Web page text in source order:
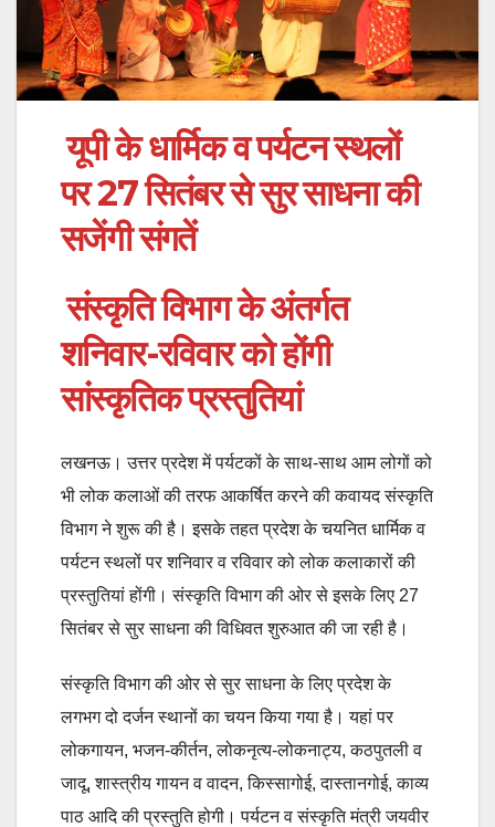
यूपी के धार्मिक व पर्यटन स्थलों
पर 27 सितंबर से सुर साधना की
सजेंगी संगतें
संस्कृति विभाग के अंतर्गत
शनिवार-रविवार को होंगी
सांस्कृतिक प्रस्तुतियां
लखनऊ। उत्तर प्रदेश में पर्यटकों के साथ-साथ आम लोगों को
भी लोक कलाओं की तरफ आकर्षित करने की कवायद संस्कृति
विभाग ने शुरू की है। इसके तहत प्रदेश के चयनित धार्मिक व
पर्यटन स्थलों पर शनिवार व रविवार को लोक कलाकारों की
प्रस्तुतियां होंगी। संस्कृति विभाग की ओर से इसके लिए 27
सितंबर से सुर साधना की विधिवत शुरुआत की जा रही है।
संस्कृति विभाग की ओर से सुर साधना के लिए प्रदेश के
लगभग दो दर्जन स्थानों का चयन किया गया है। यहां पर
लोकगायन, भजन-कीर्तन, लोकनृत्य-लोकनाट्य, कठपुतली व
जादू, शास्त्रीय गायन व वादन, किस्सागोई, दास्तानगोई, काव्य
पाठ आदि की प्रस्तुति होगी। पर्यटन व संस्कृति मंत्री जयवीर